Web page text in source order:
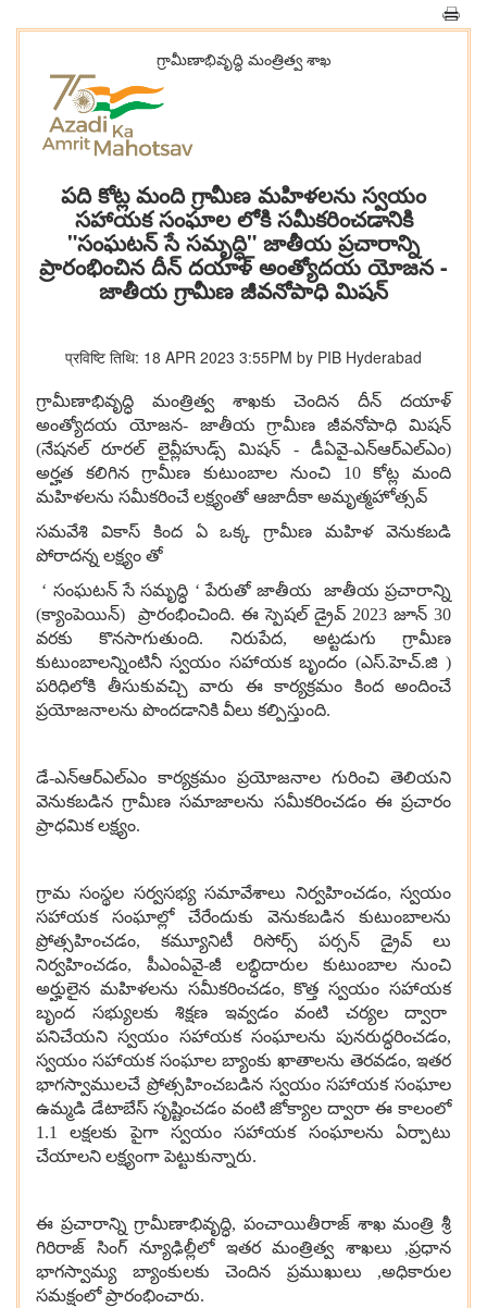
గ్రామీణాభివృద్ధి మంత్రిత్వ శాఖ
పది కోట్ల మంది గ్రామీణ మహిళలను స్వయం
సహాయక సంఘాల లోకి సమీకరించడానికి
"సంఘటన్ సే సమృద్ధి" జాతీయ ప్రచారాన్ని
ప్రారంభించిన దీన్ దయాళ్ అంత్యోదయ యోజన -
జాతీయ గ్రామీణ జీవనోపాధి మిషన్
प्रविष्टि तिथि: 18 APR 2023 3:55PM by PIB Hyderabad
గ్రామీణాభివృద్ధి మంత్రిత్వ శాఖకు చెందిన దీన్ దయాళ్
అంత్యోదయ యోజన- జాతీయ గ్రామీణ జీవనోపాధి మిషన్
(నేషనల్ రూరల్ లైవ్లీహుడ్స్ మిషన్ - డీఏవై-ఎన్ఆర్ఎల్ఎం)
అర్హత కలిగిన గ్రామీణ కుటుంబాల నుంచి 10 కోట్ల మంది
మహిళలను సమీకరించే లక్ష్యంతో ఆజాదీకా అమృత్మహోత్సవ్
సమవేశి వికాస్ కింద ఏ ఒక్క గ్రామీణ మహిళ వెనుకబడి
పోరాదన్న లక్ష్యం తో
‘ సంఘటన్ సే సమృద్ధి ‘ పేరుతో జాతీయ జాతీయ ప్రచారాన్ని
(క్యాంపెయిన్) ప్రారంభించింది. ఈ స్పెషల్ డ్రైవ్ 2023 జూన్ 30
వరకు కొనసాగుతుంది. నిరుపేద, అట్టడుగు గ్రామీణ
కుటుంబాలన్నింటినీ స్వయం సహాయక బృందం (ఎస్.హెచ్.జి )
పరిధిలోకి తీసుకువచ్చి వారు ఈ కార్యక్రమం కింద అందించే
ప్రయోజనాలను పొందడానికి వీలు కల్పిస్తుంది.
డే-ఎన్ఆర్ఎల్ఎం కార్యక్రమం ప్రయోజనాల గురించి తెలియని
వెనుకబడిన గ్రామీణ సమాజాలను సమీకరించడం ఈ ప్రచారం
ప్రాధమిక లక్ష్యం.
గ్రామ సంస్థల సర్వసభ్య సమావేశాలు నిర్వహించడం, స్వయం
సహాయక సంఘాల్లో చేరేందుకు వెనుకబడిన కుటుంబాలను
ప్రోత్సహించడం, కమ్యూనిటీ రిసోర్స్ పర్సన్ డ్రైవ్ లు
నిర్వహించడం, పీఎంఏవై-జీ లబ్ధిదారుల కుటుంబాల నుంచి
అర్హులైన మహిళలను సమీకరించడం, కొత్త స్వయం సహాయక
బృంద సభ్యులకు శిక్షణ ఇవ్వడం వంటి చర్యల ద్వారా
పనిచేయని స్వయం సహాయక సంఘాలను పునరుద్ధరించడం,
స్వయం సహాయక సంఘాల బ్యాంకు ఖాతాలను తెరవడం, ఇతర
భాగస్వాములచే ప్రోత్సహించబడిన స్వయం సహాయక సంఘాల
ఉమ్మడి డేటాబేస్ సృష్టించడం వంటి జోక్యాల ద్వారా ఈ కాలంలో
1.1 లక్షలకు పైగా స్వయం సహాయక సంఘాలను ఏర్పాటు
చేయాలని లక్ష్యంగా పెట్టుకున్నారు.
ఈ ప్రచారాన్ని గ్రామీణాభివృద్ధి, పంచాయితీరాజ్ శాఖ మంత్రి శ్రీ
గిరిరాజ్ సింగ్ న్యూఢిల్లీలో ఇతర మంత్రిత్వ శాఖలు ,ప్రధాన
భాగస్వామ్య బ్యాంకులకు చెందిన ప్రముఖులు ,అధికారుల
సమక్షంలో ప్రారంభించారు.